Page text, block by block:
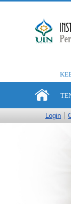
Login